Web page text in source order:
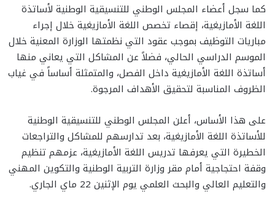
كما سجل أعضاء المجلس الوطني للتنسيقية الوطنية لأساتذة
اللغة الأمازيغية، إقصاء تخصص اللغة الأمازيغية خلال إجراء
مباريات التوظيف بموجب عقود التي نظمتها الوزارة المعنية خلال
الموسم الدراسي الحالي، فضلاً عن المشاكل التي يعاني منها
أساتذة اللغة الأمازيغية داخل الفصل، والمتمثلة أساساً في غياب
الظروف المناسبة لتحقيق الأهداف المرجوة.
على هذا الأساس، أعلن المجلس الوطني للتنسيقية الوطنية
للأساتذة اللغة الأمازيغية، بعد تدارسهم للمشاكل والتراجعات
الخطيرة التي يعرفها تدريس اللغة الأمازيغية، عزمهم تنظيم
وقفة احتجاجية أمام مقر وزارة التربية الوطنية والتكوين المهني
والتعليم العالي والبحث العلمي يوم الإثنين 22 ماي الجاري.